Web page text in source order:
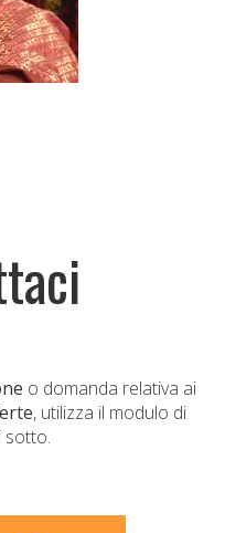
o domanda relativa ai
, utilizza il modulo di
sotto.